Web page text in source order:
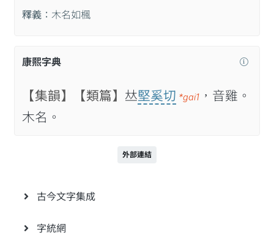
釋義： 木名如楓
康熙字典
【集韻】 【類篇】 𠀤堅奚切 *gai1 ，音雞。
木名。
外部連結
古今文字集成
字統網